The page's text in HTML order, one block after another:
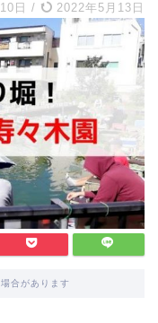
日 / 2022年5月13日
合があります